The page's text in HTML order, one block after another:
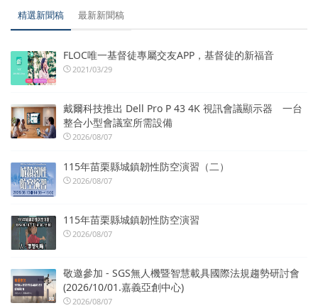
精選新聞稿 最新新聞稿
FLOC唯一基督徒專屬交友APP，基督徒的新福音
2021/03/29
戴爾科技推出 Dell Pro P 43 4K 視訊會議顯示器 一台
整合小型會議室所需設備
2026/08/07
115年苗栗縣城鎮韌性防空演習（二）
2026/08/07
115年苗栗縣城鎮韌性防空演習
2026/08/07
敬邀參加 - SGS無人機暨智慧載具國際法規趨勢研討會
(2026/10/01.嘉義亞創中心)
2026/08/07